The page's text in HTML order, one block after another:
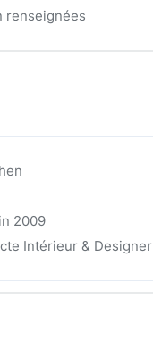
renseignées
2009
Intérieur & Designer